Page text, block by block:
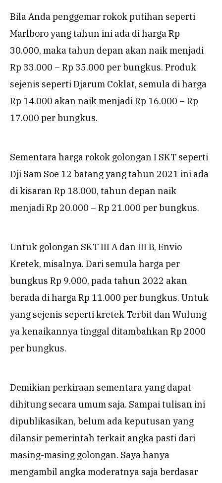
Bila Anda penggemar rokok putihan seperti
Marlboro yang tahun ini ada di harga Rp
30.000, maka tahun depan akan naik menjadi
Rp 33.000 – Rp 35.000 per bungkus. Produk
sejenis seperti Djarum Coklat, semula di harga
Rp 14.000 akan naik menjadi Rp 16.000 – Rp
17.000 per bungkus.
Sementara harga rokok golongan I SKT seperti
Dji Sam Soe 12 batang yang tahun 2021 ini ada
di kisaran Rp 18.000, tahun depan naik
menjadi Rp 20.000 – Rp 21.000 per bungkus.
Untuk golongan SKT III A dan III B, Envio
Kretek, misalnya. Dari semula harga per
bungkus Rp 9.000, pada tahun 2022 akan
berada di harga Rp 11.000 per bungkus. Untuk
yang sejenis seperti kretek Terbit dan Wulung
ya kenaikannya tinggal ditambahkan Rp 2000
per bungkus.
Demikian perkiraan sementara yang dapat
dihitung secara umum saja. Sampai tulisan ini
dipublikasikan, belum ada keputusan yang
dilansir pemerintah terkait angka pasti dari
masing-masing golongan. Saya hanya
mengambil angka moderatnya saja berdasar